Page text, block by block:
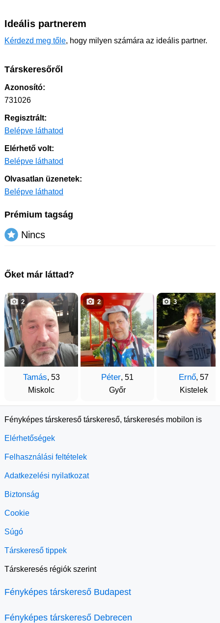
Ideális partnerem
Kérdezd meg tőle, hogy milyen számára az ideális partner.
Társkeresőről
Azonosító:
731026
Regisztrált:
Belépve láthatod
Elérhető volt:
Belépve láthatod
Olvasatlan üzenetek:
Belépve láthatod
Prémium tagság
Nincs
Őket már láttad?
Tamás, 53
Miskolc
2
Péter, 51
Győr
2
Ernő, 57
Kistelek
3
Fényképes társkereső társkereső, társkeresés mobilon is
Elérhetőségek
Felhasználási feltételek
Adatkezelési nyilatkozat
Biztonság
Cookie
Súgó
Társkereső tippek
Társkeresés régiók szerint
Fényképes társkereső Budapest
Fényképes társkereső Debrecen